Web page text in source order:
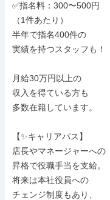
✅指名料：300〜500円
（1件あたり）
半年で指名400件の
実績を持つスタッフも！
月給30万円以上の
収入を得ている方も
多数在籍しています。
【✨キャリアパス】
店長やマネージャーへの
昇格で役職手当を支給。
将来は本社役員への
チェンジ制度もあり、